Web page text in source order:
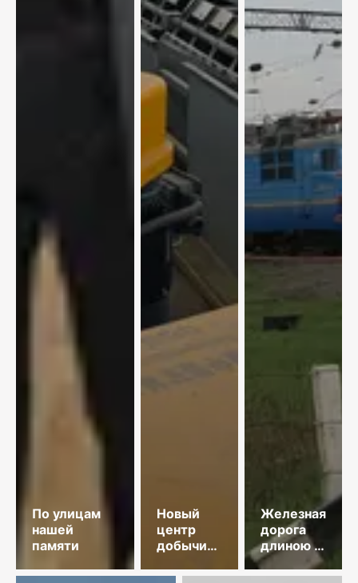
По улицам
нашей
памяти
Новый
центр
добычи
Железная
дорога
длиною в
35 лет